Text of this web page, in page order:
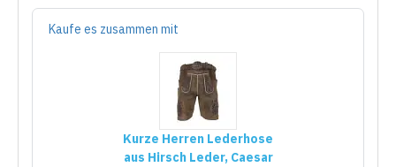
Kaufe es zusammen mit
Kurze Herren Lederhose
aus Hirsch Leder, Caesar